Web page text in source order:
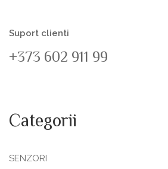
Suport clienti
+373 602 911 99
Categorii
SENZORI